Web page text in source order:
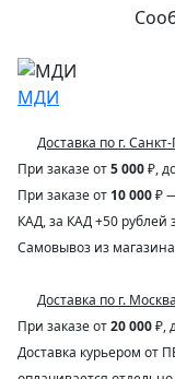
МДИ
Доставка по г.
При заказе от5 000₽,
При заказе от 10 000₽
КАД, за КАД +50 рублей
Самовывоз из
Доставка по г. Москва
При заказе от20 000₽,
Доставка курьером от